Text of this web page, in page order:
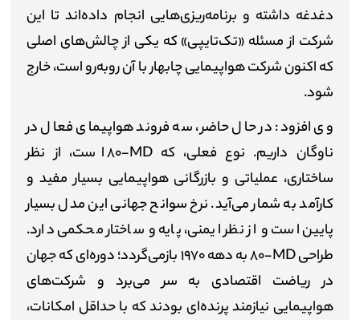
دغدغه داشته و برنامه‌ریزی‌هایی انجام داده‌اند تا این
شرکت از مسئله «تک‌تایپی» که یکی از چالش‌های اصلی
که اکنون شرکت هواپیمایی چابهار با آن روبه‌رو است، خارج
شود.
وی افزود: در حال حاضر، سه فروند هواپیمای فعال در
ناوگان داریم. نوع فعلی، کهMD
-۸۰ است، از نظر
ساختاری، عملیاتی و بازرگانی هواپیمایی بسیار مفید و
کارآمد به شمار می‌آید. نرخ سوانح جهانی این مدل بسیار
پایین است و از نظر ایمنی، پایه و ساختار محکمی دارد.
طراحیMD
-۸۰ به دهه ۱۹۷۰ بازمی‌گردد؛ دوره‌ای که جهان
در ریاضت اقتصادی به سر می‌برد و شرکت‌های
هواپیمایی نیازمند پرنده‌ای بودند که با حداقل امکانات،